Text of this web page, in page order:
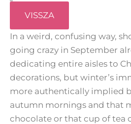
VISSZA
In a weird, confusing way,
going crazy in September
dedicating entire aisles to
decorations, but winter’s
more authentically implied
autumn mornings and that
chocolate or that cup of tea